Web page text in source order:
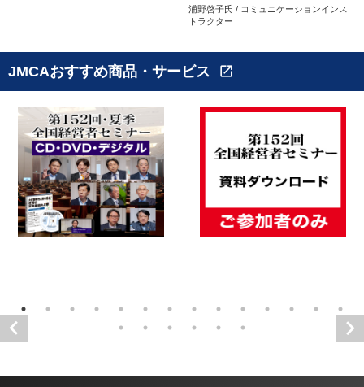
浦野啓子氏 / コミュニケーションインス
トラクター
JMCAおすすめ商品・サービス open_in_new